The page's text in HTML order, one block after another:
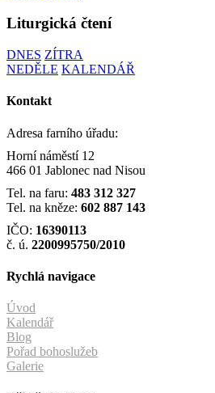
Liturgická čtení
DNES ZÍTRA
NEDĚLE KALENDÁŘ
Kontakt
Adresa farního úřadu:
Horní náměstí 12
466 01 Jablonec nad Nisou
Tel. na faru: 483 312 327
Tel. na kněze: 602 887 143
IČO: 16390113
č. ú. 2200995750/2010
Rychlá navigace
Úvod
Kalendář
Blog
Pořad bohoslužeb
Galerie